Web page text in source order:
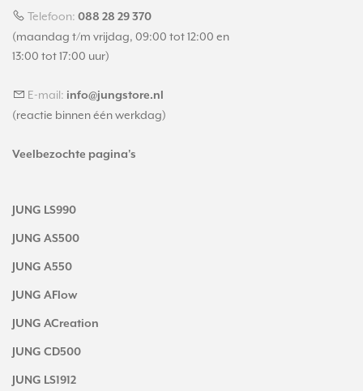
Telefoon: 088 28 29 370
(maandag t/m vrijdag, 09:00 tot 12:00 en
13:00 tot 17:00 uur)
E-mail: info@jungstore.nl
(reactie binnen één werkdag)
Veelbezochte pagina's
JUNG LS990
JUNG AS500
JUNG A550
JUNG AFlow
JUNG ACreation
JUNG CD500
JUNG LS1912